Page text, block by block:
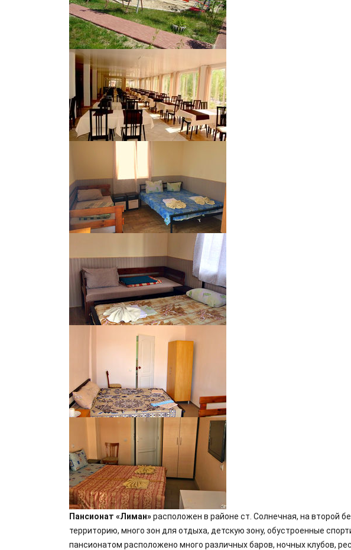
Пансионат «Лиман»расположен в районе ст. Солнечная, на второй
территорию, много зон для отдыха, детскую зону, обустроенные
пансионатом расположено много различных баров, ночных клубов,